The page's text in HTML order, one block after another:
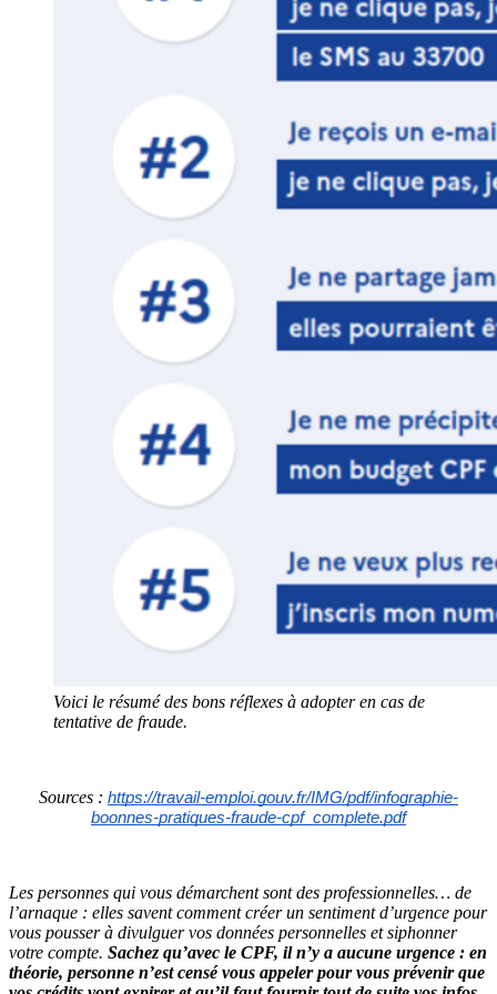
Voici le résumé des bons réflexes à adopter en cas de
tentative de fraude.
Sources : https://travail-emploi.gouv.fr/IMG/pdf/infographie-
boonnes-pratiques-fraude-cpf_complete.pdf
Les personnes qui vous démarchent sont des professionnelles… de
l’arnaque : elles savent comment créer un sentiment d’urgence pour
vous pousser à divulguer vos données personnelles et siphonner
votre compte. Sachez qu’avec le CPF, il n’y a aucune urgence : en
théorie, personne n’est censé vous appeler pour vous prévenir que